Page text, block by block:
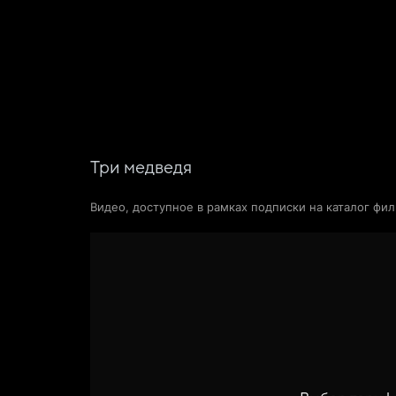
Три медведя
Видео, доступное в рамках подписки на каталог